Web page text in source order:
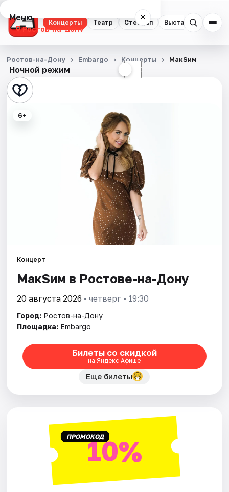
Концерты Театр Стендап Выставки
Меню ×
Ростов-на-Дону
Концерты
Театр
Стендап
Города
Площадки
Артисты
Рейтинги
Ночной режим ☾
Ростов-на-Дону Embargo Концерты МакSим
6+
Концерт
МакSим в Ростове-на-Дону
20 августа 2026 • четверг • 19:30
Город: Ростов-на-Дону
Площадка: Embargo
Билеты со скидкой
на Яндекс Афише
Еще билеты
ПРОМОКОД10%